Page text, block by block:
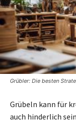
Grübler: Die besten
Grübeln kann für
auch hinderlich